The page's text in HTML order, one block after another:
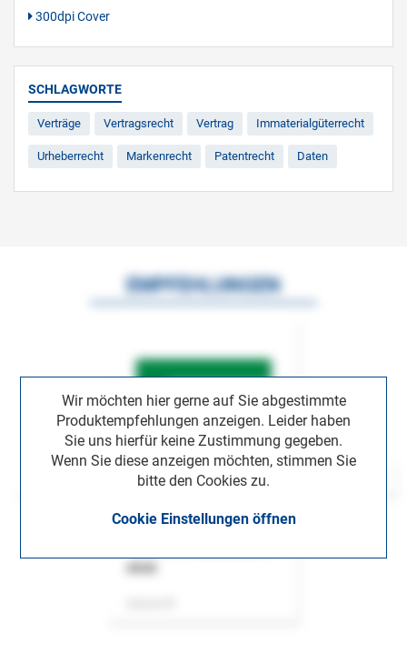
300dpi Cover
SCHLAGWORTE
Verträge Vertragsrecht Vertrag Immaterialgüterrecht
Urheberrecht Markenrecht Patentrecht Daten
Wir möchten hier gerne auf Sie abgestimmte
Produktempfehlungen anzeigen. Leider haben
Sie uns hierfür keine Zustimmung gegeben.
Wenn Sie diese anzeigen möchten, stimmen Sie
bitte den Cookies zu.
Cookie Einstellungen öffnen
EMPFEHLUNGEN